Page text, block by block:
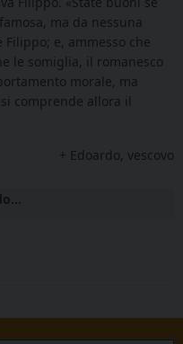
ma da nessuna
e, ammesso che
le somiglia, il romanesco
morale, ma
comprende allora il
+ Edoardo, vescovo